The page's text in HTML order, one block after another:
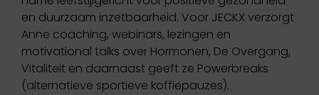
en duurzaam inzetbaarheid. Voor JECKX verzorgt
Anne coaching, webinars, lezingen en
motivational talks over Hormonen, De Overgang,
Vitaliteit en daarnaast geeft ze Powerbreaks
(alternatieve sportieve koffiepauzes).